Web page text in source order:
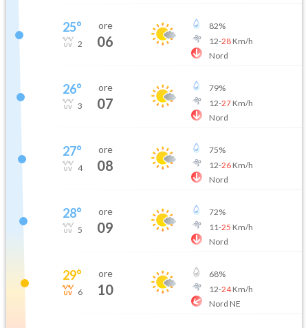
25°
2
ore
06
82%
12-28Km/h
Nord
26°
3
ore
07
79%
12-27Km/h
Nord
27°
4
ore
08
75%
12-26Km/h
Nord
28°
5
ore
09
72%
11-25 Km/h
Nord
29°
6
ore
10
68%
12-24Km/h
Nord NE